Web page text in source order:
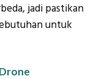
jadi pastikan
untuk